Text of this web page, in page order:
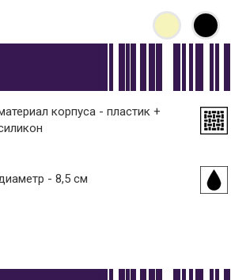
корпуса - пластик +
- 8,5 см